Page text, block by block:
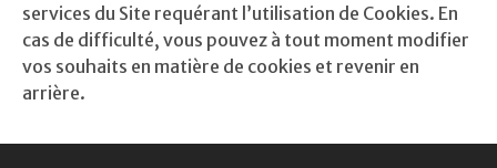
services du Site requérant l’utilisation de Cookies. En
cas de difficulté, vous pouvez à tout moment modifier
vos souhaits en matière de cookies et revenir en
arrière.